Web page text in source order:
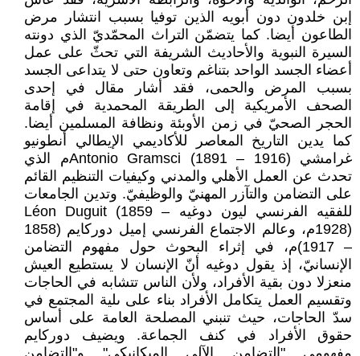
إبن خلدون دون أبويه الذين توفيا بسبب انتشار مرض
الطاعون أيضا. كما يتضمّن التراث المحمّديّ الذي دونته
السيرة النبوية والأحاديث الشريفة التي تحثّ على عمل
أعضاء الجسد الواحد بتناغم وتعاون حتى لا يتداعى الجسد
بسبب المرض والحمى، فقد أشار مقال في إحدى
الصحف الأمريكية إلى الطريقة المحمدية في إقامة
الحجر الصحيّ في زمن الأوبئة ونظافة المسلمين أيضا.
كما يدين التاريخ المعاصر للأكاديمي الإيطالي أنطونيو
غرامشي Antonio Gramsci (1891 – 1916)م الذي
تحدث عن العمل الأهلي والمدني وكيفيات التنظيم القائم
على التضامن والتآزر المهنيّ والوظيفيّ. وتدين الجامعات
للفقيه الفرنسي ليون دوغيه Léon Duguit (1859 –
1928)م، وعالم الاجتماع الفرنسي إميل دوركايم (1858
– 1917)م، في إثراء البحوث حول مفهوم التضامن
الإنسانيّ، إذ يقول دوغيه أنّ الإنسان لا يستطيع العيش
منعزلا دون بقية الأفراد، ولأن الناس تتشابه في الحاجات
وتقسيم العمل يتكامل الأفراد بناء على ىلية المجتمع في
سدّ الحاجات، حيث تنبني المصلحة العامة على أساس
حقوق الأفراد في كنف الجماعة. ويضيف دوركايم